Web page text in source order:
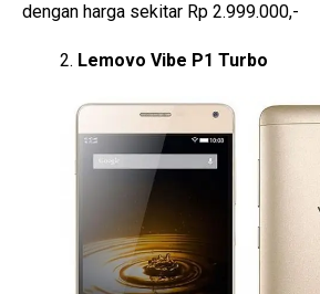
dengan harga sekitar Rp 2.999.000,-
Lemovo Vibe P1 Turbo